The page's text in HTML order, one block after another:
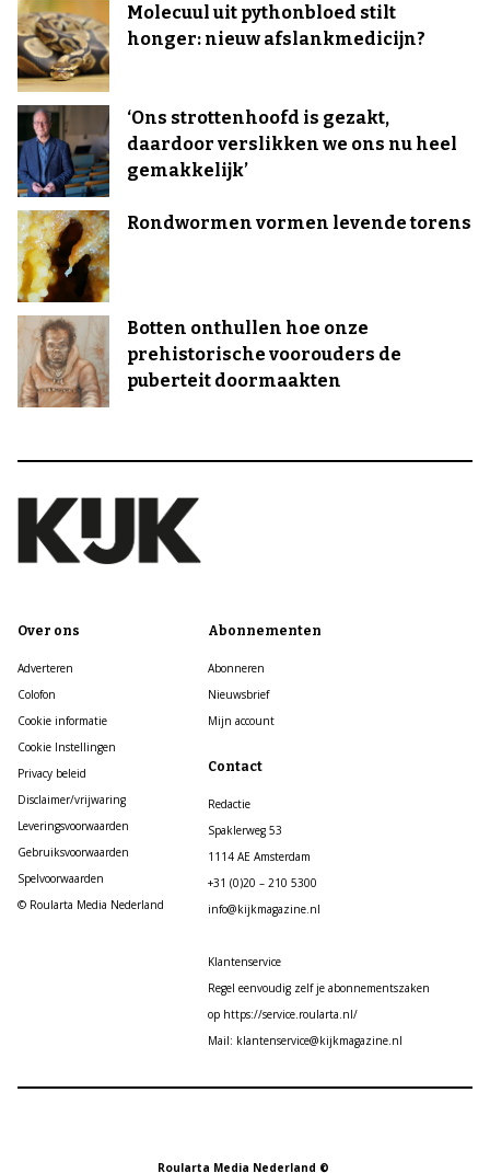
Molecuul uit pythonbloed stilt
honger: nieuw afslankmedicijn?
‘Ons strottenhoofd is gezakt,
daardoor verslikken we ons nu heel
gemakkelijk’
Rondwormen vormen levende torens
Botten onthullen hoe onze
prehistorische voorouders de
puberteit doormaakten
Over ons
Adverteren
Colofon
Cookie informatie
Cookie Instellingen
Privacy beleid
Disclaimer/vrijwaring
Leveringsvoorwaarden
Gebruiksvoorwaarden
Spelvoorwaarden
© Roularta Media Nederland
Abonnementen
Abonneren
Nieuwsbrief
Mijn account
Contact
Redactie
Spaklerweg 53
1114 AE Amsterdam
+31 (0)20 – 210 5300
info@kijkmagazine.nl
Klantenservice
Regel eenvoudig zelf je abonnementszaken
op https://service.roularta.nl/
Mail: klantenservice@kijkmagazine.nl
Roularta Media Nederland ©